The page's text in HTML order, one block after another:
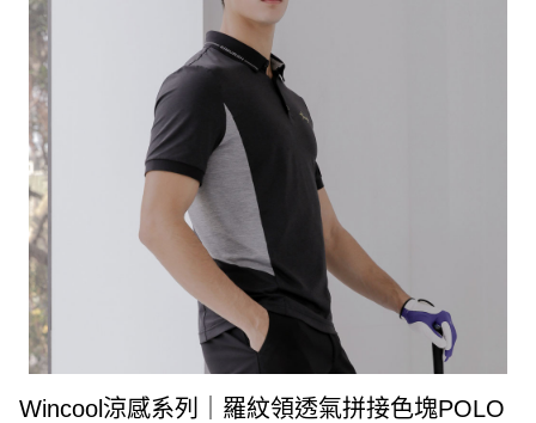
Wincool涼感系列｜羅紋領透氣拼接色塊POLO